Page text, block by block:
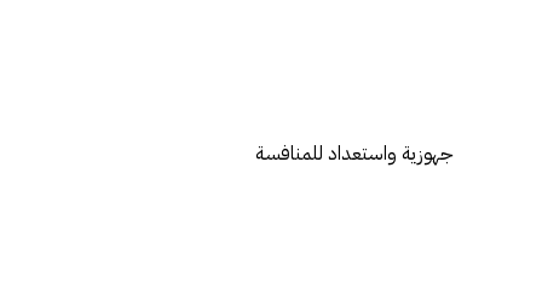
جهوزية واستعداد للمنافسة